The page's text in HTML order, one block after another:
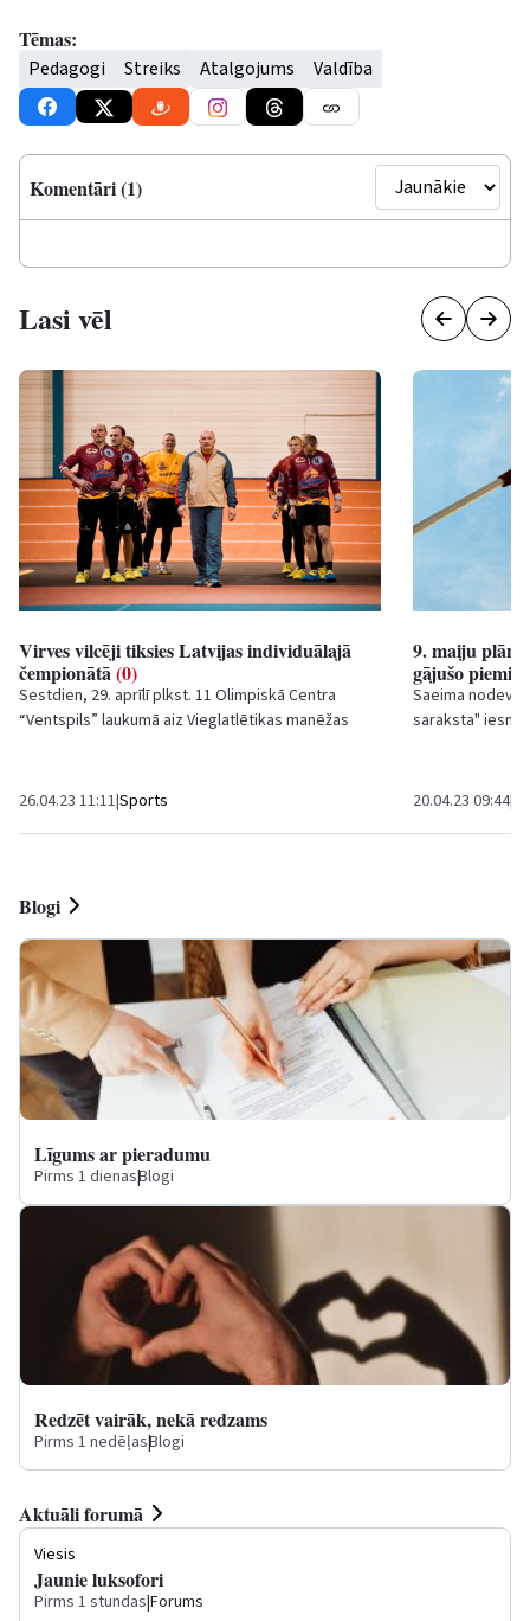
Tēmas:
Pedagogi Streiks Atalgojums Valdība
Komentāri (1)
Lasi vēl
Virves vilcēji tiksies Latvijas individuālajā
čempionātā(0)
Sestdien, 29. aprīlī plkst. 11 Olimpiskā Centra
“Ventspils” laukumā aiz Vieglatlētikas manēžas
26.04.23 11:11|Sports
9. maiju
gājušo
Saeima nodeva
saraksta"
20.04.23 09:44|
Blogi
Līgums ar pieradumu
Pirms 1 dienas|Blogi
Redzēt vairāk, nekā redzams
Pirms 1 nedēļas|Blogi
Aktuāli forumā
Viesis
Jaunie luksofori
Pirms 1 stundas|Forums